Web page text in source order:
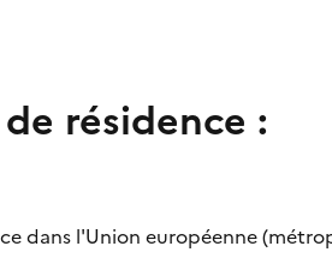
résidence :
dans l'Union européenne